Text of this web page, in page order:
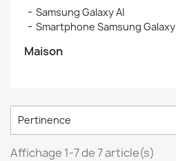
Samsung Galaxy AI
Smartphone Samsung Galaxy
Maison
Pertinence
Affichage 1-7 de 7 article(s)